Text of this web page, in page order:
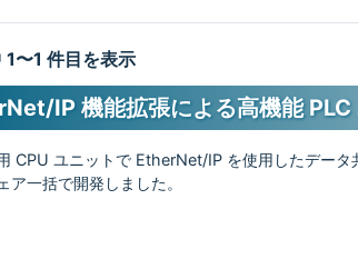
1〜1 件目を表示
IP 機能拡張による高機能 PLC
CPU ユニットで EtherNet/IP を使用したデー
ア一括で開発しました。